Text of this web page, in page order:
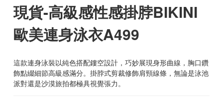
現貨-高級感性感掛脖BIKINI
歐美連身泳衣A499
這款連身泳裝以純色搭配鏤空設計，巧妙展現身形曲線，胸口鑽
飾點綴細節高級感滿分。掛脖式剪裁修飾肩頸線條，無論是泳池
派對還是沙漠旅拍都極具視覺張力。